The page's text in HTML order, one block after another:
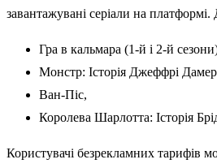
завантажувані серіали на
Гра в кальмара (1-й і 2-й
Монстр: Історія Джеффрі
Ван-Піс,
Королева Шарлотта: Історія
Користувачі безрекламних тарифів